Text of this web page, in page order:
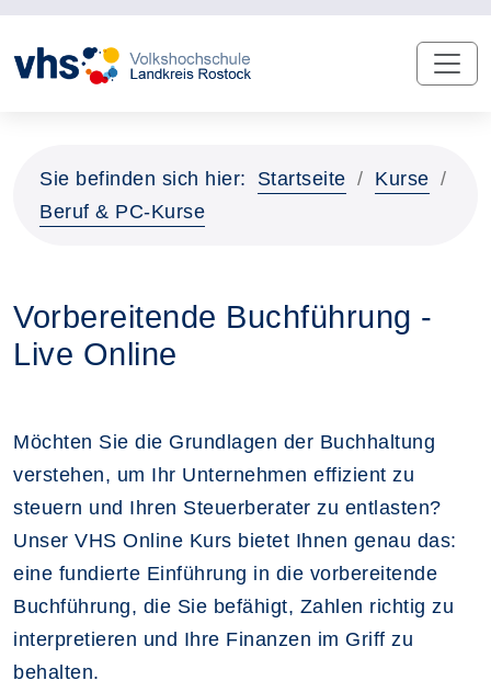
Sie befinden sich hier: Startseite
Kurse
Beruf & PC-Kurse
Vorbereitende Buchführung -
Live Online
Möchten Sie die Grundlagen der Buchhaltung
verstehen, um Ihr Unternehmen effizient zu
steuern und Ihren Steuerberater zu entlasten?
Unser VHS Online Kurs bietet Ihnen genau das:
eine fundierte Einführung in die vorbereitende
Buchführung, die Sie befähigt, Zahlen richtig zu
interpretieren und Ihre Finanzen im Griff zu
behalten.